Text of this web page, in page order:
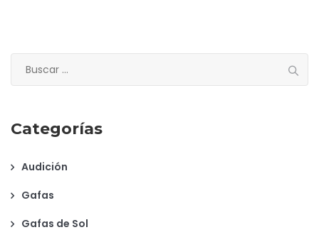
Categorías
Audición
Gafas
Gafas de Sol